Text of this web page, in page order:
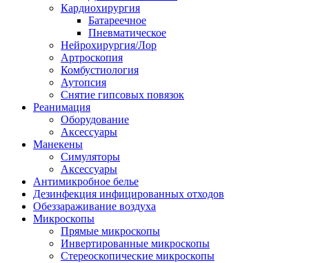
Кардиохирургия
Батареечное
Пневматическое
Нейрохирургия/Лор
Артроскопия
Комбустиология
Аутопсия
Снятие гипсовых повязок
Реанимация
Оборудование
Аксессуары
Манекены
Симуляторы
Аксессуары
Антимикробное белье
Дезинфекция инфицированных отходов
Обеззараживание воздуха
Микроскопы
Прямые микроскопы
Инвертированные микроскопы
Стереоскопические микроскопы